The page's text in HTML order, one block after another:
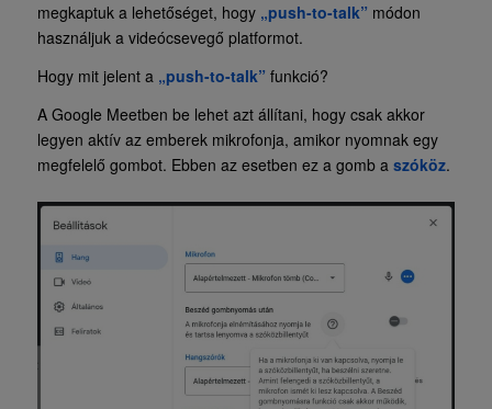
megkaptuk a lehetőséget, hogy „push-to-talk” módon
használjuk a videócsevegő platformot.
Hogy mit jelent a „push-to-talk” funkció?
A Google Meetben be lehet azt állítani, hogy csak akkor
legyen aktív az emberek mikrofonja, amikor nyomnak egy
megfelelő gombot. Ebben az esetben ez a gomb a szóköz.